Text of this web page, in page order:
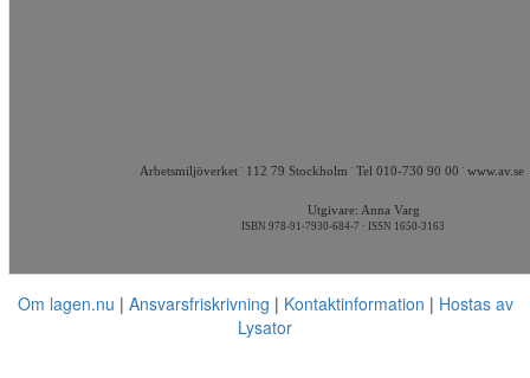
Arbetsmiljöverket · 112 79 Stockholm · Tel 010-730 90 00 · www.av.se
Utgivare: Anna Varg
ISBN 978-91-7930-684-7 · ISSN 1650-3163
Om lagen.nu Ansvarsfriskrivning Kontaktinformation
Hostas av
Lysator